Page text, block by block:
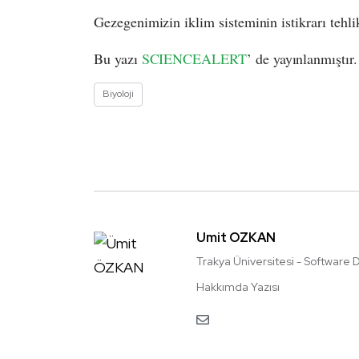
Gezegenimizin iklim sisteminin istikrarı
Bu yazı SCIENCEALERT’ de yayınlanmıştır.
Biyoloji
Ümit ÖZKAN
Trakya Üniversitesi - Software
Hakkımda Yazısı